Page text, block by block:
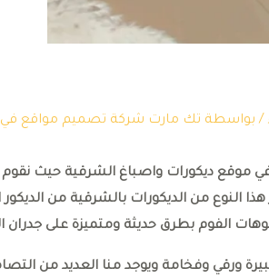
/ بواسطة تك مارت شركة تصميم مواقع في
موقع ديكورات واصباغ الشرقية حيث
النوع من الديكورات بالشرقية من
الفوم بطرق حديثة ومتميزة على جدران
ورقي وفخامة ويوجد منا العديد من